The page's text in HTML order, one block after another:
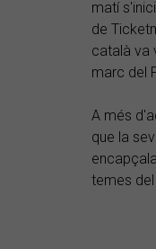
matí
de
català va
marc del
A més
que la
temes